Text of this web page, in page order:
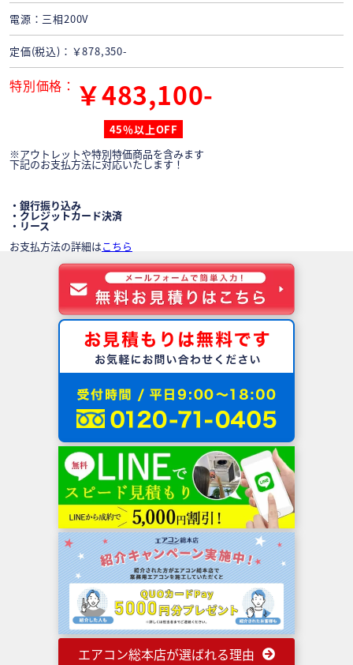
電源 三相200V
定価(税込) ￥878,350-
特別価格 ￥483,100-
45％以上OFF
※アウトレットや特別特価商品を含みます
下記のお支払方法に対応いたします！
・銀行振り込み
・クレジットカード決済
・リース
お支払方法の詳細はこちら
エアコン総本店が選ばれる理由